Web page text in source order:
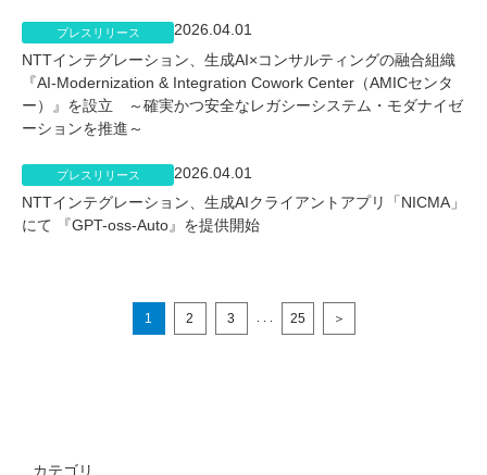
プレスリリース
2026.04.01
NTTインテグレーション、生成AI×コンサルティングの融合組織
『AI-Modernization & Integration Cowork Center（AMICセンタ
ー）』を設立 ～確実かつ安全なレガシーシステム・モダナイゼ
ーションを推進～
プレスリリース
2026.04.01
NTTインテグレーション、生成AIクライアントアプリ「NICMA」
にて 『GPT-oss-Auto』を提供開始
1 2 3 25 ＞
カテゴリ